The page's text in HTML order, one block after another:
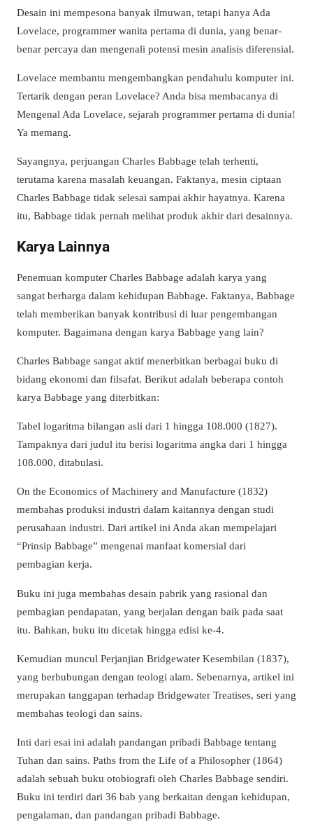
Desain ini mempesona banyak ilmuwan, tetapi hanya Ada
Lovelace, programmer wanita pertama di dunia, yang benar-
benar percaya dan mengenali potensi mesin analisis diferensial.
Lovelace membantu mengembangkan pendahulu komputer ini.
Tertarik dengan peran Lovelace? Anda bisa membacanya di
Mengenal Ada Lovelace, sejarah programmer pertama di dunia!
Ya memang.
Sayangnya, perjuangan Charles Babbage telah terhenti,
terutama karena masalah keuangan. Faktanya, mesin ciptaan
Charles Babbage tidak selesai sampai akhir hayatnya. Karena
itu, Babbage tidak pernah melihat produk akhir dari desainnya.
Karya Lainnya
Penemuan komputer Charles Babbage adalah karya yang
sangat berharga dalam kehidupan Babbage. Faktanya, Babbage
telah memberikan banyak kontribusi di luar pengembangan
komputer. Bagaimana dengan karya Babbage yang lain?
Charles Babbage sangat aktif menerbitkan berbagai buku di
bidang ekonomi dan filsafat. Berikut adalah beberapa contoh
karya Babbage yang diterbitkan:
Tabel logaritma bilangan asli dari 1 hingga 108.000 (1827).
Tampaknya dari judul itu berisi logaritma angka dari 1 hingga
108.000, ditabulasi.
On the Economics of Machinery and Manufacture (1832)
membahas produksi industri dalam kaitannya dengan studi
perusahaan industri. Dari artikel ini Anda akan mempelajari
“Prinsip Babbage” mengenai manfaat komersial dari
pembagian kerja.
Buku ini juga membahas desain pabrik yang rasional dan
pembagian pendapatan, yang berjalan dengan baik pada saat
itu. Bahkan, buku itu dicetak hingga edisi ke-4.
Kemudian muncul Perjanjian Bridgewater Kesembilan (1837),
yang berhubungan dengan teologi alam. Sebenarnya, artikel ini
merupakan tanggapan terhadap Bridgewater Treatises, seri yang
membahas teologi dan sains.
Inti dari esai ini adalah pandangan pribadi Babbage tentang
Tuhan dan sains. Paths from the Life of a Philosopher (1864)
adalah sebuah buku otobiografi oleh Charles Babbage sendiri.
Buku ini terdiri dari 36 bab yang berkaitan dengan kehidupan,
pengalaman, dan pandangan pribadi Babbage.